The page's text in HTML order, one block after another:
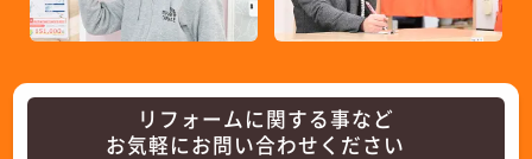
リフォームに関する事など
お気軽にお問い合わせください